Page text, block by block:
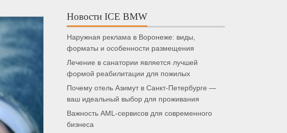
Новости ICE BMW
Наружная реклама в Воронеже: виды,
форматы и особенности размещения
Лечение в санатории является лучшей
формой реабилитации для пожилых
Почему отель Азимут в Санкт-Петербурге —
ваш идеальный выбор для проживания
Важность AML-сервисов для современного
бизнеса